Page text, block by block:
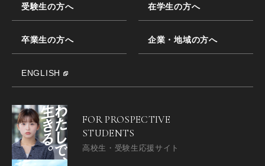
受験生の方へ 在学生の方へ
卒業生の方へ 企業・地域の方へ
ENGLISH
FOR PROSPECTIVE
STUDENTS
高校生・受験生応援サイト